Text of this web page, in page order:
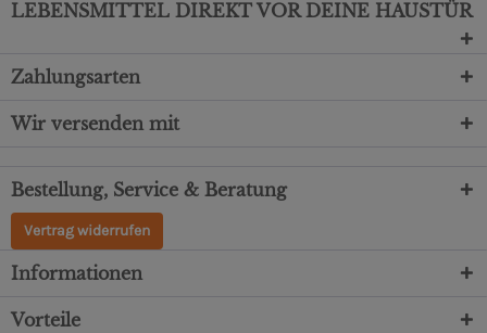
LEBENSMITTEL DIREKT VOR DEINE HAUSTÜR
Zahlungsarten
Wir versenden mit
Bestellung, Service & Beratung
Vertrag widerrufen
Informationen
Vorteile